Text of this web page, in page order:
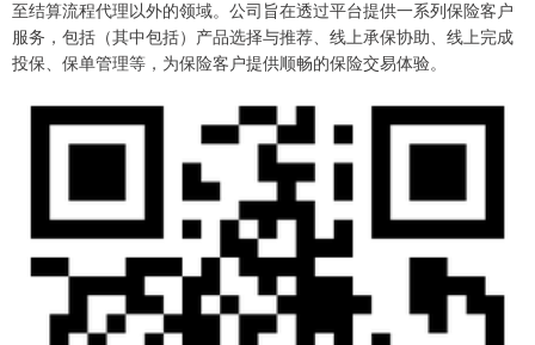
至结算流程代理以外的领域。公司旨在透过平台提供一系列保险客户
服务，包括（其中包括）产品选择与推荐、线上承保协助、线上完成
投保、保单管理等，为保险客户提供顺畅的保险交易体验。